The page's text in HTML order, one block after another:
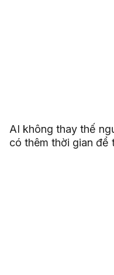
AI không thay thế
có thêm thời gian để